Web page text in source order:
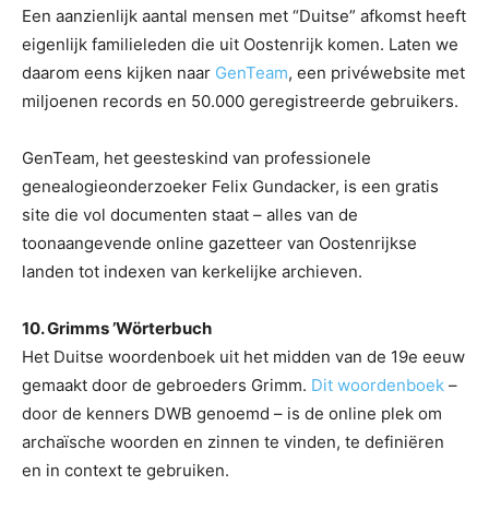
Een aanzienlijk aantal mensen met “Duitse” afkomst heeft
eigenlijk familieleden die uit Oostenrijk komen. Laten we
daarom eens kijken naar GenTeam, een privéwebsite met
miljoenen records en 50.000 geregistreerde gebruikers.
GenTeam, het geesteskind van professionele
genealogieonderzoeker Felix Gundacker, is een gratis
site die vol documenten staat – alles van de
toonaangevende online gazetteer van Oostenrijkse
landen tot indexen van kerkelijke archieven.
10. Grimms ’Wörterbuch
Het Duitse woordenboek uit het midden van de 19e eeuw
gemaakt door de gebroeders Grimm. Dit woordenboek –
door de kenners DWB genoemd – is de online plek om
archaïsche woorden en zinnen te vinden, te definiëren
en in context te gebruiken.